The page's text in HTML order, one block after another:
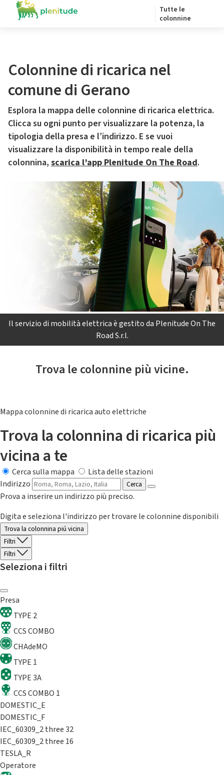
Tutte le
colonnine
Colonnine di ricarica nel
comune di Gerano
Esplora la mappa delle colonnine di ricarica elettrica.
Clicca su ogni punto per visualizzare la potenza, la
tipologia della presa e l’indirizzo. E se vuoi
visualizzare la disponibilità in tempo reale della
colonnina, scarica l’app Plenitude On The Road.
Il servizio di mobilità elettrica è gestito da Plenitude On The
Road S.r.l.
Trova le colonnine più vicine.
Mappa colonnine di ricarica auto elettriche
Trova la colonnina di ricarica più
vicina a te
Cerca sulla mappa
Lista delle stazioni
Indirizzo
Cerca
Prova a inserire un indirizzo più preciso.
Digita e seleziona l'indirizzo per trovare le colonnine disponibili
Trova la colonnina piú vicina
Filtri
Filtri
Seleziona i filtri
Presa
TYPE 2
CCS COMBO
CHAdeMO
TYPE 1
TYPE 3A
CCS COMBO 1
DOMESTIC_E
DOMESTIC_F
IEC_60309_2 three 32
IEC_60309_2 three 16
TESLA_R
Operatore